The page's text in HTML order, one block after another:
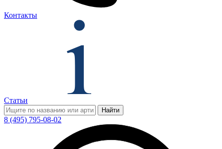
Контакты
Статьи
Найти
8 (495) 795-08-02